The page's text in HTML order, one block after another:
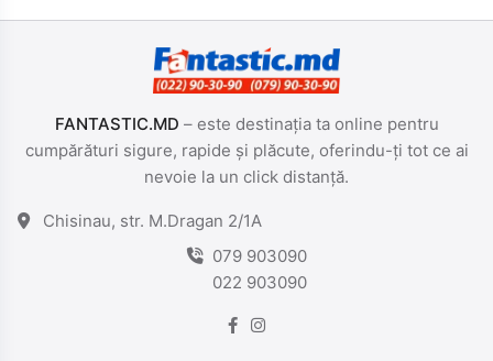
FANTASTIC.MD – este destinația ta online pentru
cumpărături sigure, rapide și plăcute, oferindu-ți tot ce ai
nevoie la un click distanță.
Chisinau, str. M.Dragan 2/1A
079 903090
022 903090